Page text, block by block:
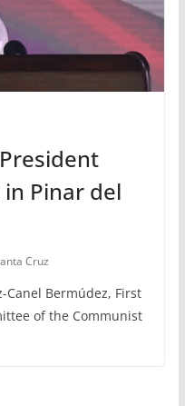
in Pinar del
Cruz
Bermúdez, First
of the Communist